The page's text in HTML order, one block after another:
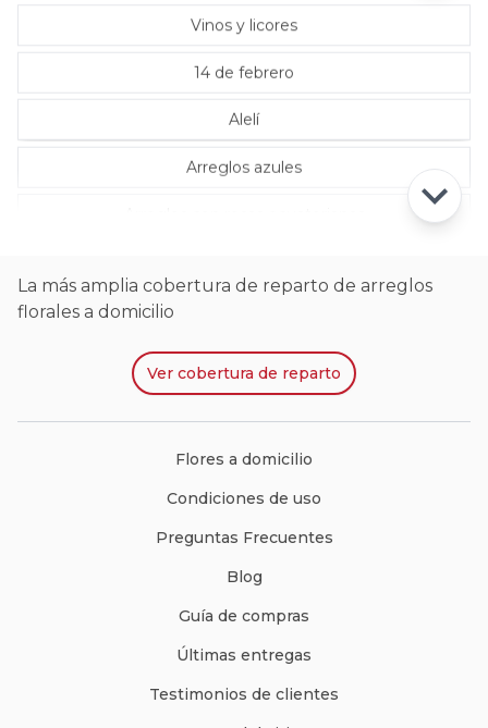
14 de febrero
Alelí
Arreglos azules
Vinos y licores
La más amplia cobertura de reparto de arreglos
florales a domicilio
Ver cobertura de reparto
Flores a domicilio
Condiciones de uso
Preguntas Frecuentes
Blog
Guía de compras
Últimas entregas
Testimonios de clientes